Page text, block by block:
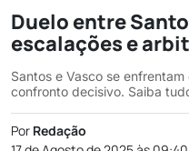
Duelo entre
escalações e
Santos e Vasco se
confronto decisivo. Saiba
Por Redação